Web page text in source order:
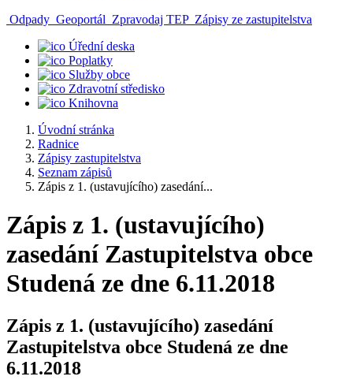
Odpady Geoportál Zpravodaj TEP Zápisy ze zastupitelstva
Úřední deska
Poplatky
Služby obce
Zdravotní středisko
Knihovna
Úvodní stránka
Radnice
Zápisy zastupitelstva
Seznam zápisů
Zápis z 1. (ustavujícího) zasedání...
Zápis z 1. (ustavujícího)
zasedání Zastupitelstva obce
Studená ze dne 6.11.2018
Zápis z 1. (ustavujícího) zasedání
Zastupitelstva obce Studená ze dne
6.11.2018